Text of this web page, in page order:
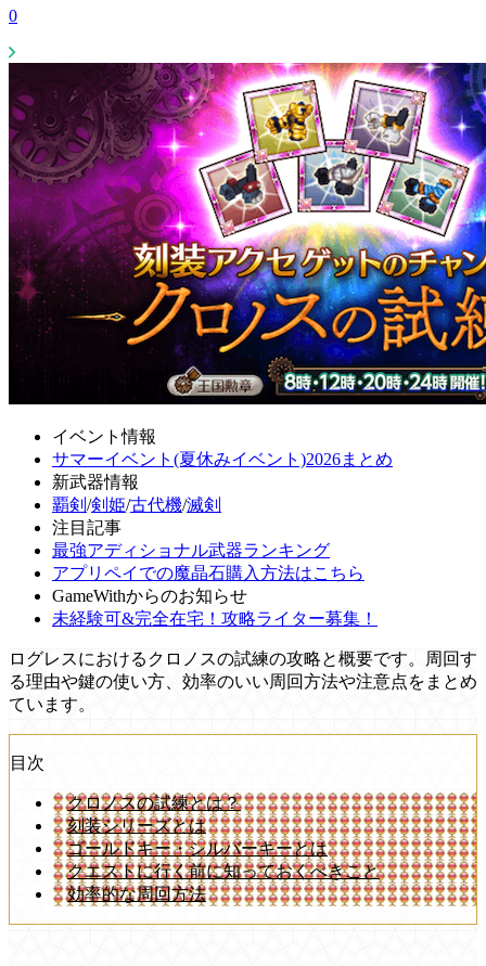
0
イベント情報
サマーイベント(夏休みイベント)2026まとめ
新武器情報
覇剣 /剣姫/古代機/滅剣
注目記事
最強アディショナル武器ランキング
アプリペイでの魔晶石購入方法はこちら
GameWithからのお知らせ
未経験可&完全在宅！攻略ライター募集！
ログレスにおけるクロノスの試練の攻略と概要です。周回す
る理由や鍵の使い方、効率のいい周回方法や注意点をまとめ
ています。
目次
クロノスの試練とは？
刻装シリーズとは
ゴールドキー・シルバーキーとは
クエストに行く前に知っておくべきこと
効率的な周回方法